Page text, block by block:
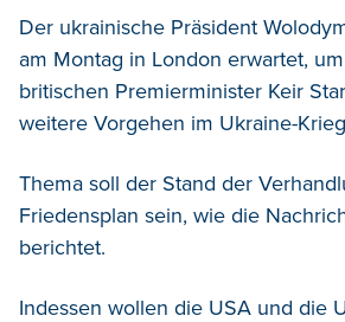
Der ukrainische Präsident
am Montag in London erwartet,
britischen Premierminister Keir
weitere Vorgehen im Ukraine-
Thema soll der Stand der
Friedensplan sein, wie die
berichtet.
Indessen wollen die USA und die